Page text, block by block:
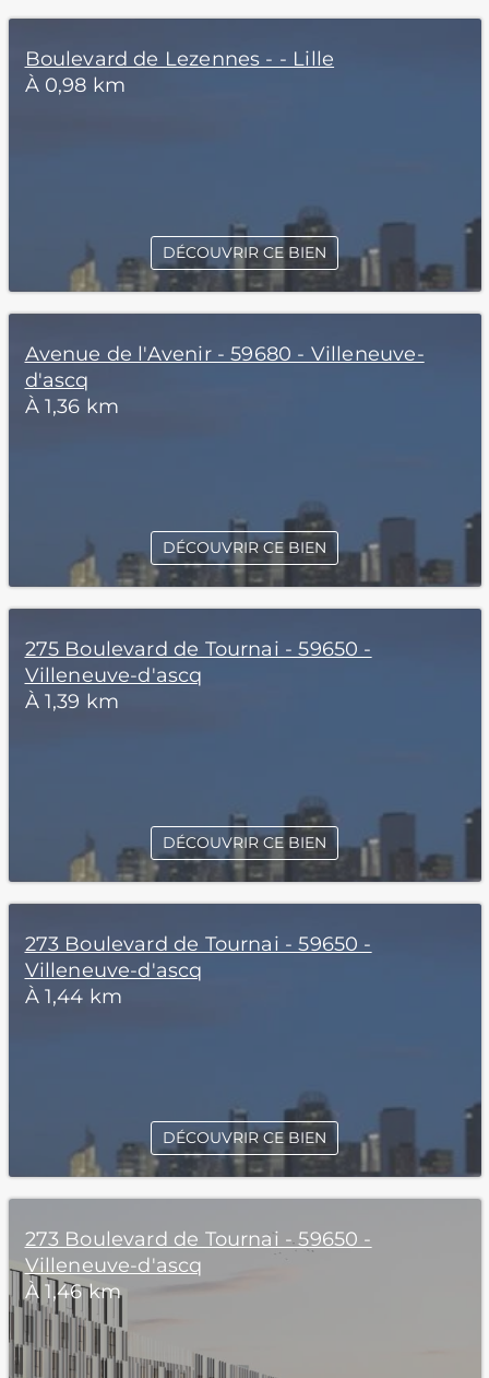
Boulevard de Lezennes - - Lille
À 0,98 km
DÉCOUVRIR CE BIEN
Avenue de l'Avenir - 59680 - Villeneuve-
d'ascq
À 1,36 km
DÉCOUVRIR CE BIEN
275 Boulevard de Tournai - 59650 -
Villeneuve-d'ascq
À 1,39 km
DÉCOUVRIR CE BIEN
273 Boulevard de Tournai - 59650 -
Villeneuve-d'ascq
À 1,44 km
DÉCOUVRIR CE BIEN
273 Boulevard de Tournai - 59650 -
Villeneuve-d'ascq
À 1,46 km